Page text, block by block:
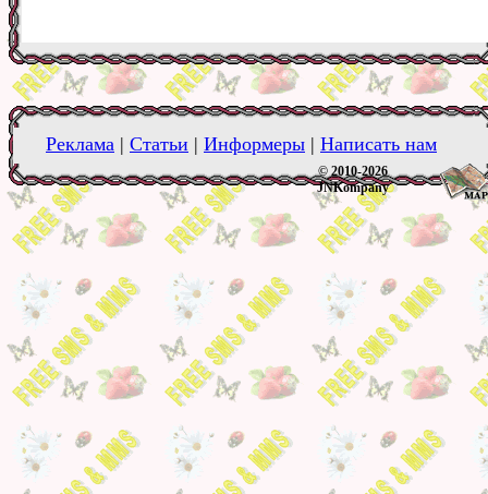
Реклама | Статьи | Информеры | Написать нам
© 2010-2026
JNKompany